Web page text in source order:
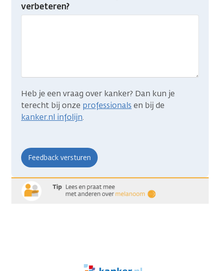
gevonden
verbeteren?
Heb je een vraag over kanker? Dan kun je
terecht bij onze professionals en bij de
kanker.nl infolijn.